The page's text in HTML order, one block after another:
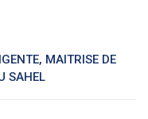
MAITRISE DE
SAHEL